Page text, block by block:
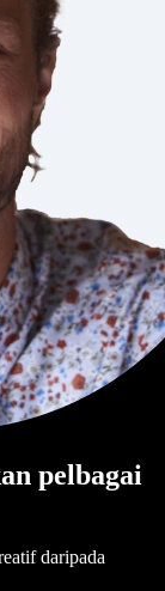
pelbagai
daripada